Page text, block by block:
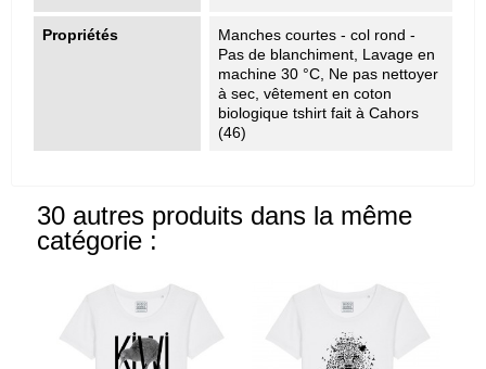
Propriétés
Manches courtes - col rond -
Pas de blanchiment, Lavage en
machine 30 °C, Ne pas nettoyer
à sec, vêtement en coton
biologique tshirt fait à Cahors
(46)
30 autres produits dans la même
catégorie :